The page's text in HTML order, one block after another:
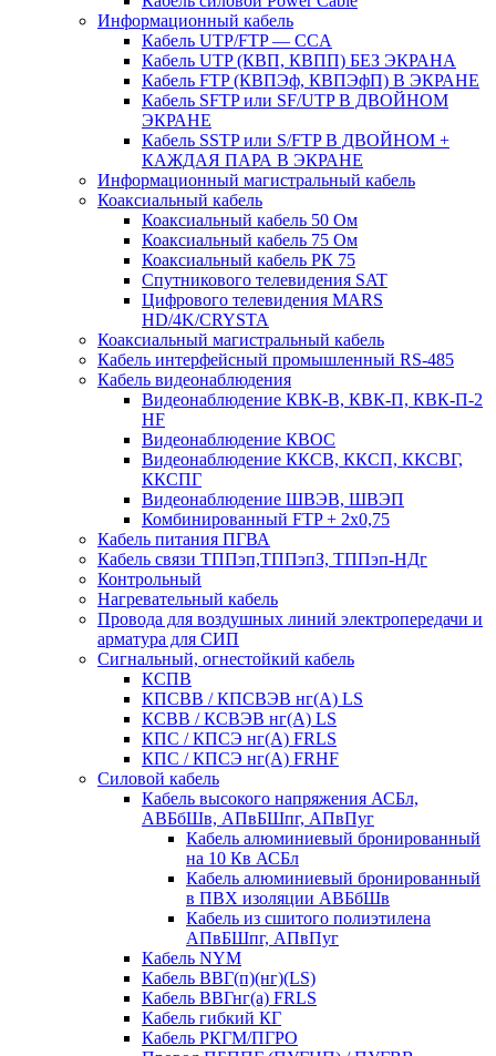
Информационный кабель
Кабель UTP/FTP — CCA
Кабель UTP (КВП, КВПП) БЕЗ ЭКРАНА
Кабель FTP (КВПЭф, КВПЭфП) В ЭКРАНЕ
Кабель SFTP или SF/UTP В ДВОЙНОМ
ЭКРАНЕ
Кабель SSTP или S/FTP В ДВОЙНОМ +
КАЖДАЯ ПАРА В ЭКРАНЕ
Информационный магистральный кабель
Коаксиальный кабель
Коаксиальный кабель 50 Ом
Коаксиальный кабель 75 Ом
Коаксиальный кабель РК 75
Спутникового телевидения SAT
Цифрового телевидения MARS
HD/4K/CRYSTA
Коаксиальный магистральный кабель
Кабель интерфейсный промышленный RS-485
Кабель видеонаблюдения
Видеонаблюдение КВК-В, КВК-П, КВК-П-2
HF
Видеонаблюдение КВОС
Видеонаблюдение ККСВ, ККСП, ККСВГ,
ККСПГ
Видеонаблюдение ШВЭВ, ШВЭП
Комбинированный FTP + 2х0,75
Кабель питания ПГВА
Кабель связи ТППэп,ТППэпЗ, ТППэп-НДг
Контрольный
Нагревательный кабель
Провода для воздушных линий электропередачи и
арматура для СИП
Сигнальный, огнестойкий кабель
КСПВ
КПСВВ / КПСВЭВ нг(А) LS
КСВВ / КСВЭВ нг(А) LS
КПС / КПСЭ нг(А) FRLS
КПС / КПСЭ нг(А) FRHF
Силовой кабель
Кабель высокого напряжения АСБл,
АВБбШв, АПвБШпг, АПвПуг
Кабель алюминиевый бронированный
на 10 Кв АСБл
Кабель алюминиевый бронированный
в ПВХ изоляции АВБбШв
Кабель из сшитого полиэтилена
АПвБШпг, АПвПуг
Кабель NYM
Кабель ВВГ(п)(нг)(LS)
Кабель ВВГнг(а) FRLS
Кабель гибкий КГ
Кабель РКГМ/ПГРО